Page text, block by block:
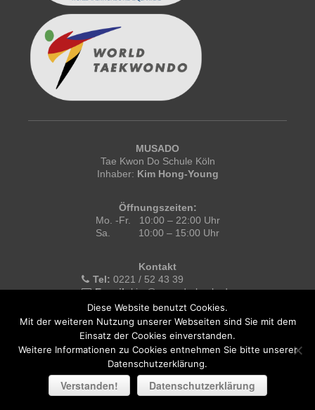
MUSADO
Tae Kwon Do Schule Köln
Inhaber: Kim Hong-Young
Öffnungszeiten:
Mo. -Fr. 10:00 – 22:00 Uhr
Sa. 10:00 – 15:00 Uhr
Kontakt
Tel: 0221 / 52 43 39
E-mail:kim@musado-koeln.de
E-mail (Probestunden): musadotkd.koeln@gmail.com
- Tae Kwon Do Schule Köln © 2026 - Impressum
|
Datenschutz
Login
Diese Website benutzt Cookies.
Mit der weiteren Nutzung unserer Webseiten sind Sie mit dem
Einsatz der Cookies einverstanden.
Weitere Informationen zu Cookies entnehmen Sie bitte unserer
Datenschutzerklärung.
Verstanden! Datenschutzerklärung